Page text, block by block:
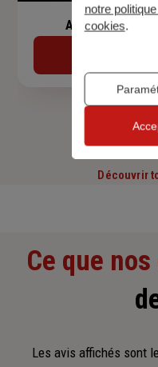
Assurance de
Découvrir
Ce que
Les avis affichés sont
notre
cookies.